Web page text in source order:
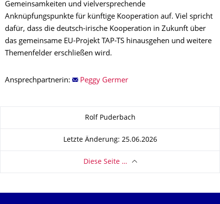
Gemeinsamkeiten und vielversprechende
Anknüpfungspunkte für künftige Kooperation auf. Viel spricht
dafür, dass die deutsch-irische Kooperation in Zukunft über
das gemeinsame EU-Projekt TAP-TS hinausgehen und weitere
Themenfelder erschließen wird.
Ansprechpartnerin: Peggy Germer
Rolf Puderbach
Letzte Änderung: 25.06.2026
Diese Seite …